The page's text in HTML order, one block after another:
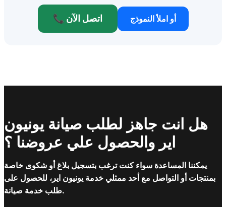
📞 اتصل الآن أو املأ النموذج
هل انت جاهز لطلب صيانة يونيون
اير والحصول علي عروضنا ؟
يمكننا المساعدة سواء كنت ترغب بتسجيل بلاغ أو شكوى خاصة
بمنتجات أو التواصل مع أحد ممثلي خدمة يونيون اير، للحصول على
طلب خدمة صيانة.